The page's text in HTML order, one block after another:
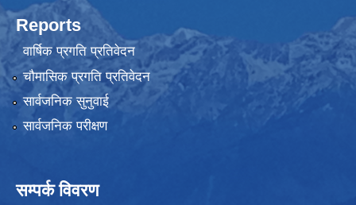
Reports
वार्षिक प्रगति प्रतिवेदन
चौमासिक प्रगति प्रतिवेदन
सार्वजनिक सुनुवाई
सार्वजनिक परीक्षण
सम्पर्क विवरण